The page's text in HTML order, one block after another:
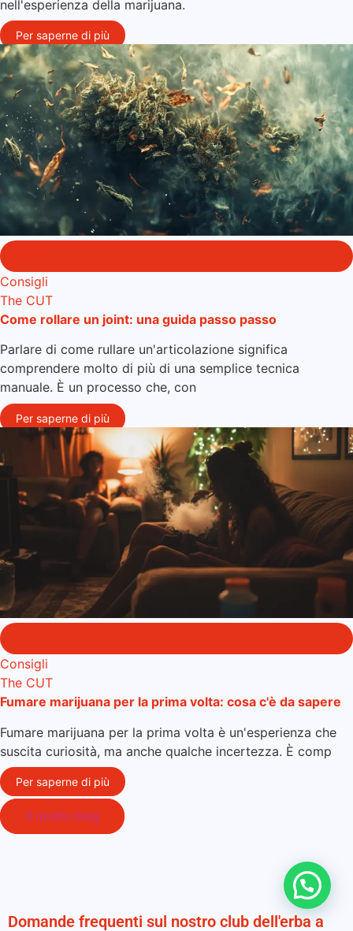
nell'esperienza della marijuana.
Per saperne di più
Consigli
The CUT
Come rollare un joint: una guida passo passo
Parlare di come rullare un'articolazione significa
comprendere molto di più di una semplice tecnica
manuale. È un processo che, con
Per saperne di più
Consigli
The CUT
Fumare marijuana per la prima volta: cosa c'è da sapere
Fumare marijuana per la prima volta è un'esperienza che
suscita curiosità, ma anche qualche incertezza. È comp
Per saperne di più
Il nostro blog
Domande frequenti sul nostro club dell'erba a